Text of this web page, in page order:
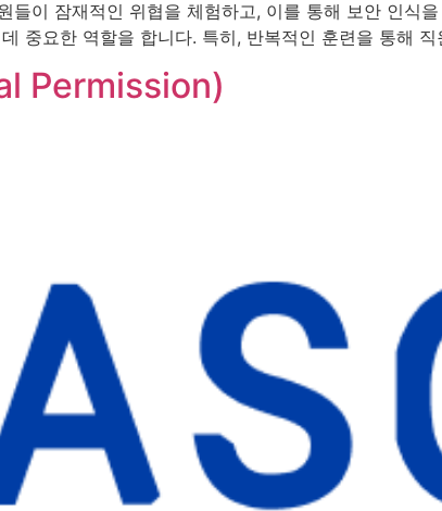
들이 잠재적인 위협을 체험하고, 이를 통해 보안 인식
중요한 역할을 합니다. 특히, 반복적인 훈련을 통해
Permission)